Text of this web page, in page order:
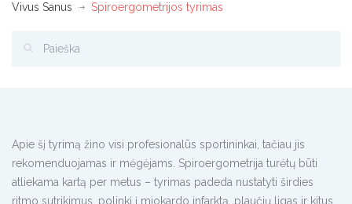
Vivus Sanus Spiroergometrijos tyrimas
Apie šį tyrimą žino visi profesionalūs sportininkai, tačiau jis
rekomenduojamas ir mėgėjams. Spiroergometrija turėtų būti
atliekama kartą per metus – tyrimas padeda nustatyti širdies
ritmo sutrikimus, polinkį į miokardo infarktą, plaučių ligas ir kitus